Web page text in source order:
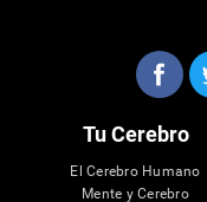
Tu Cerebro
El Cerebro Humano
Mente y Cerebro